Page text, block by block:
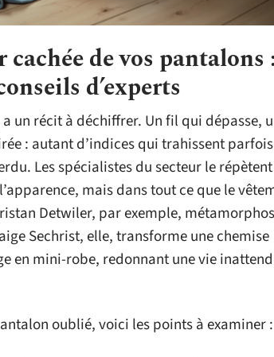
de vos pantalons :
d’experts
un récit à déchiffrer. Un fil qui dépasse,
: autant d’indices qui trahissent
Les spécialistes du secteur le
mais dans tout ce que le
Detwiler, par exemple,
Sechrist, elle, transforme une chemise
en mini-robe, redonnant une vie
oublié, voici les points à examiner :